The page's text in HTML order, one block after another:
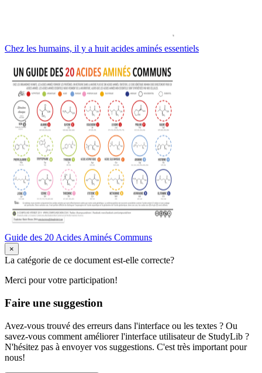
Chez les humains, il y a huit acides aminés essentiels
Guide des 20 Acides Aminés Communs
×
La catégorie de ce document est-elle correcte?
Merci pour votre participation!
Faire une suggestion
Avez-vous trouvé des erreurs dans l'interface ou les textes ? Ou
savez-vous comment améliorer l'interface utilisateur de StudyLib ?
N'hésitez pas à envoyer vos suggestions. C'est très important pour
nous!